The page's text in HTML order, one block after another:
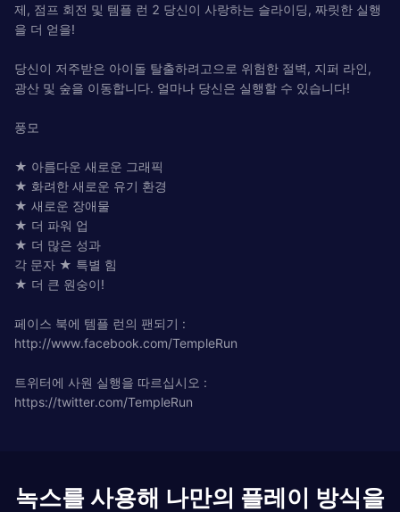
제, 점프 회전 및 템플 런 2 당신이 사랑하는 슬라이딩, 짜릿한 실행
을 더 얻을!
당신이 저주받은 아이돌 탈출하려고으로 위험한 절벽, 지퍼 라인,
광산 및 숲을 이동합니다. 얼마나 당신은 실행할 수 있습니다!
풍모
★ 아름다운 새로운 그래픽
★ 화려한 새로운 유기 환경
★ 새로운 장애물
★ 더 파워 업
★ 더 많은 성과
각 문자 ★ 특별 힘
★ 더 큰 원숭이!
페이스 북에 템플 런의 팬되기 :
http://www.facebook.com/TempleRun
트위터에 사원 실행을 따르십시오 :
https://twitter.com/TempleRun
녹스를 사용해 나만의 플레이 방식을